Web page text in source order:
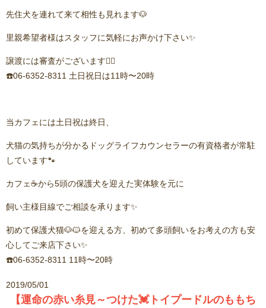
先住犬を連れて来て相性も見れます🐶
里親希望者様はスタッフに気軽にお声かけ下さい✨
譲渡には審査がございます🙇‍♂️
☎️06-6352-8311 土日祝日は11時〜20時
当カフェには土日祝は終日、
犬猫の気持ちが分かるドッグライフカウンセラーの有資格者が常駐
しています🐾
カフェ☕️から5頭の保護犬を迎えた実体験を元に
飼い主様目線でご相談を承ります✨
初めて保護犬猫🐶🐱を迎える方、初めて多頭飼いをお考えの方も安
心してご来店下さい✨
☎️06-6352-8311 11時〜20時
2019/05/01
【運命の赤い糸見～つけた💓トイプードルのももち